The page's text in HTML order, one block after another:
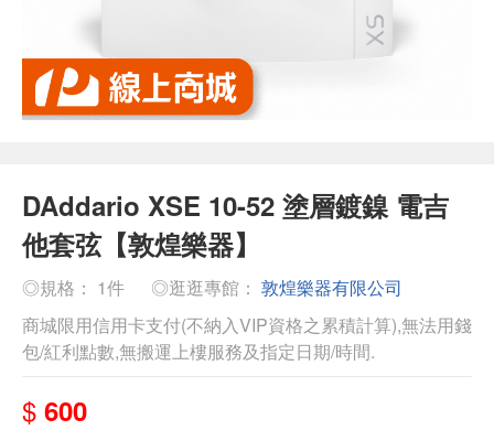
DAddario XSE 10-52 塗層鍍鎳 電吉
他套弦【敦煌樂器】
◎規格： 1件 ◎逛逛專館： 敦煌樂器有限公司
商城限用信用卡支付(不納入VIP資格之累積計算),無法用錢
包/紅利點數,無搬運上樓服務及指定日期/時間.
$ 600